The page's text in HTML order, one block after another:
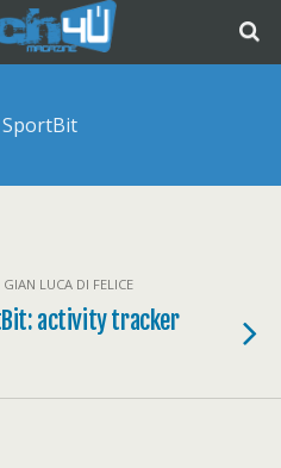
SportBit
LUCA DI FELICE
activity tracker